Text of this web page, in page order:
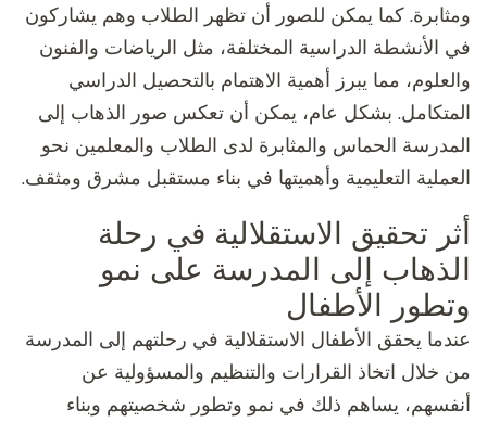
ومثابرة. كما يمكن للصور أن تظهر الطلاب وهم يشاركون
في الأنشطة الدراسية المختلفة، مثل الرياضات والفنون
والعلوم، مما يبرز أهمية الاهتمام بالتحصيل الدراسي
المتكامل. بشكل عام، يمكن أن تعكس صور الذهاب إلى
المدرسة الحماس والمثابرة لدى الطلاب والمعلمين نحو
العملية التعليمية وأهميتها في بناء مستقبل مشرق ومثقف.
أثر تحقيق الاستقلالية في رحلة
الذهاب إلى المدرسة على نمو
وتطور الأطفال
عندما يحقق الأطفال الاستقلالية في رحلتهم إلى المدرسة
من خلال اتخاذ القرارات والتنظيم والمسؤولية عن
أنفسهم، يساهم ذلك في نمو وتطور شخصيتهم وبناء